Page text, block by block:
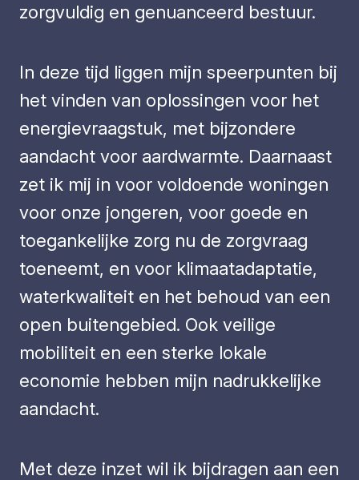
zorgvuldig en genuanceerd bestuur.
In deze tijd liggen mijn speerpunten bij
het vinden van oplossingen voor het
energievraagstuk, met bijzondere
aandacht voor aardwarmte. Daarnaast
zet ik mij in voor voldoende woningen
voor onze jongeren, voor goede en
toegankelijke zorg nu de zorgvraag
toeneemt, en voor klimaatadaptatie,
waterkwaliteit en het behoud van een
open buitengebied. Ook veilige
mobiliteit en een sterke lokale
economie hebben mijn nadrukkelijke
aandacht.
Met deze inzet wil ik bijdragen aan een